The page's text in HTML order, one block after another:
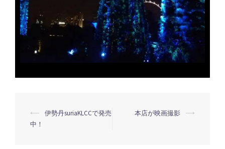
投
稿
⟵
伊勢丹suriaKLCCで発売
中！
本店が映画撮影 ⟶